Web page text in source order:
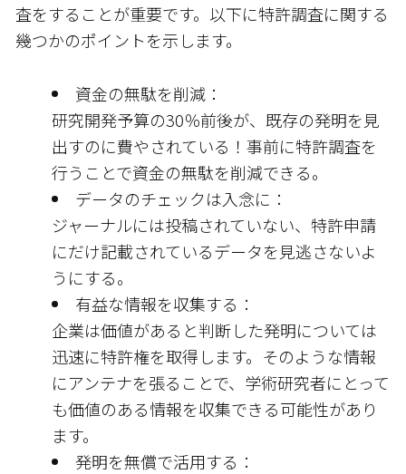
査をすることが重要です。以下に特許調査に関する
幾つかのポイントを示します。
資金の無駄を削減：
研究開発予算の30％前後が、既存の発明を見
出すのに費やされている！事前に特許調査を
行うことで資金の無駄を削減できる。
データのチェックは入念に：
ジャーナルには投稿されていない、特許申請
にだけ記載されているデータを見逃さないよ
うにする。
有益な情報を収集する：
企業は価値があると判断した発明については
迅速に特許権を取得します。そのような情報
にアンテナを張ることで、学術研究者にとって
も価値のある情報を収集できる可能性があり
ます。
発明を無償で活用する：